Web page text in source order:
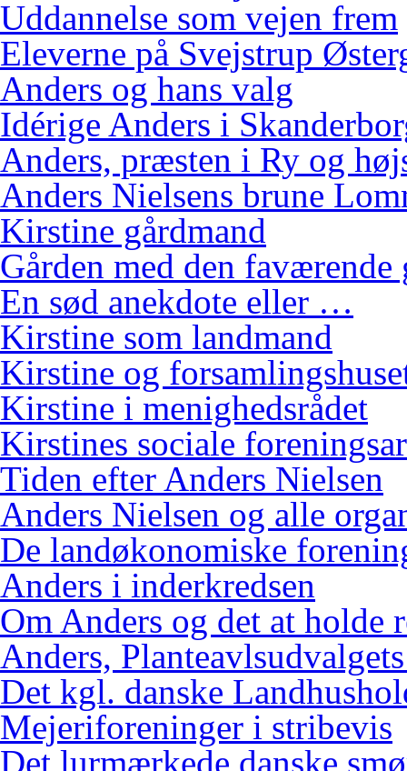
Uddannelse som vejen frem
Eleverne på Svejstrup
Anders og hans valg
Idérige Anders i
Anders, præsten i Ry og
Anders Nielsens brune
Kirstine gårdmand
Gården med den faværende
En sød anekdote eller …
Kirstine som landmand
Kirstine og
Kirstine i menighedsrådet
Kirstines sociale
Tiden efter Anders Nielsen
Anders Nielsen og alle
De landøkonomiske
Anders i inderkredsen
Om Anders og det at holde
Anders,
Det kgl. danske
Mejeriforeninger i stribevis
Det lurmærkede danske